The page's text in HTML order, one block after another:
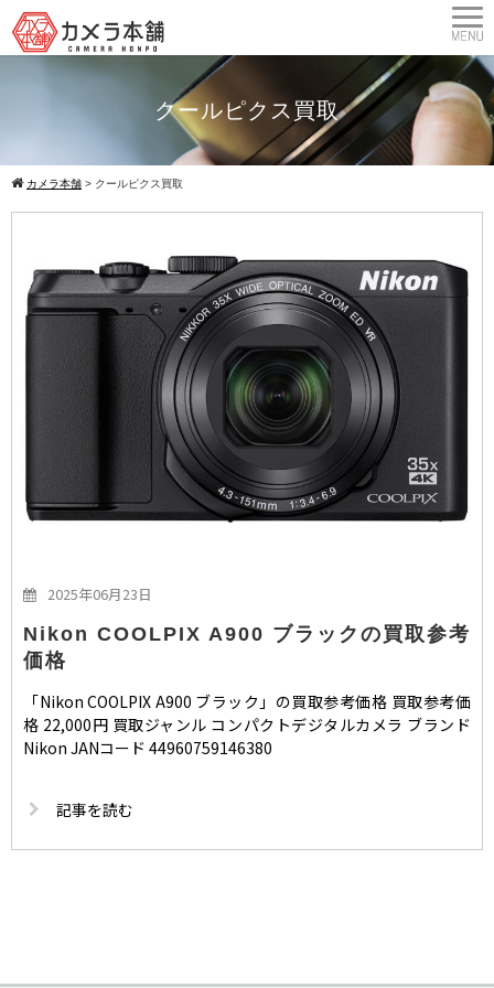
クールピクス買取
カメラ本舗 > クールピクス買取
2025年06月23日
Nikon COOLPIX A900 ブラックの買取参考
価格
「Nikon COOLPIX A900 ブラック」の買取参考価格 買取参考価
格 22,000円 買取ジャンル コンパクトデジタルカメラ ブランド
Nikon JANコード 44960759146380
記事を読む